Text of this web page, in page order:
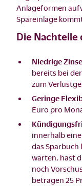
Anlageformen
Spareinlage
Die Nachteile
Niedrige
bereits bei
zum
Geringe
Euro pro
innerhalb
das Sparbuch
warten, hast
noch
betragen 25